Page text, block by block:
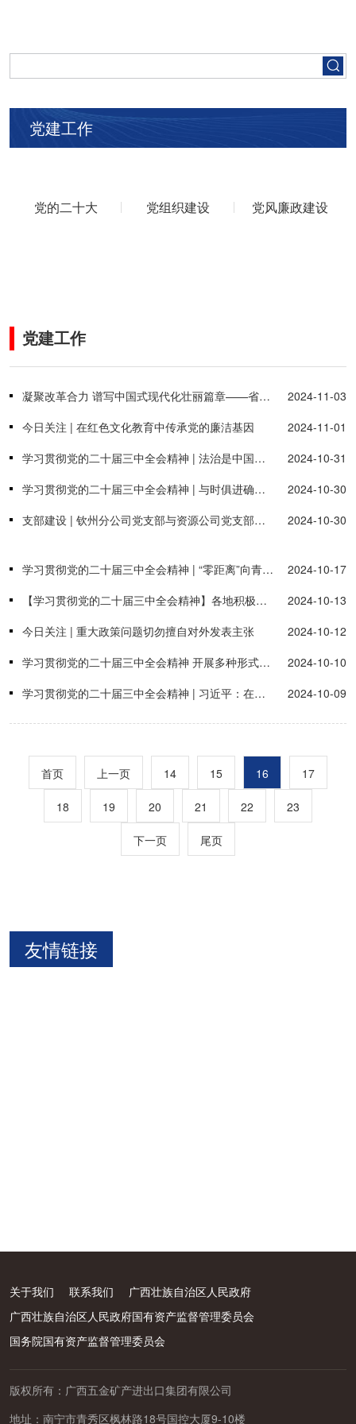
人才招聘
党建工作
党的二十大 党组织建设 党风廉政建设
党建工作
凝聚改革合力 谱写中国式现代化壮丽篇章——省部级主要领导干部学习贯彻党的二十届三中全会精神专题研讨班侧记
2024-11-03
今日关注 | 在红色文化教育中传承党的廉洁基因
2024-11-01
学习贯彻党的二十届三中全会精神 | 法治是中国式现代化的重要保障
2024-10-31
学习贯彻党的二十届三中全会精神 | 与时俱进确定改革目标任务 为中国式现代化提供制度保障
2024-10-30
支部建设 | 钦州分公司党支部与资源公司党支部联合开展“1+1结对共建”主题党日活动
2024-10-30
学习贯彻党的二十届三中全会精神 | “零距离”向青年传递二十届三中全会精神
2024-10-17
【学习贯彻党的二十届三中全会精神】各地积极开展基层宣讲 推动全会精神深入人心
2024-10-13
今日关注 | 重大政策问题切勿擅自对外发表主张
2024-10-12
学习贯彻党的二十届三中全会精神 开展多种形式宣讲 推动全会精神走深走实
2024-10-10
学习贯彻党的二十届三中全会精神 | 习近平：在党的二十届三中全会第二次全体会议上的讲话
2024-10-09
首页 上一页 14 15 16 17
18 19 20 21 22 23
下一页 尾页
友情链接
关于我们 联系我们
广西壮族自治区人民政府
广西壮族自治区人民政府国有资产监督管理委员会
国务院国有资产监督管理委员会
版权所有：广西五金矿产进出口集团有限公司
地址：南宁市青秀区枫林路18号国控大厦9-10楼